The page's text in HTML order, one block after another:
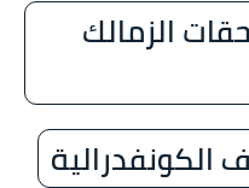
الزمالك
الكونفدرالية